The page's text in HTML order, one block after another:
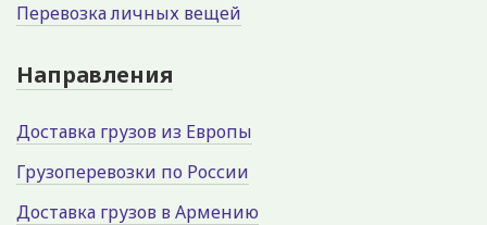
Перевозка личных вещей
Направления
Доставка грузов из Европы
Грузоперевозки по России
Доставка грузов в Армению